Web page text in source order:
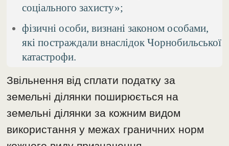
соціального захисту»;
фізичні особи, визнані законом особами,
які постраждали внаслідок Чорнобильської
катастрофи.
Звільнення від сплати податку за
земельні ділянки поширюється на
земельні ділянки за кожним видом
використання у межах граничних норм